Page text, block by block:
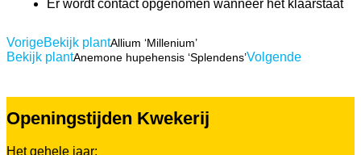
Er wordt contact opgenomen wanneer het klaarstaat
VorigeBekijk plantAllium ‘Millenium’
Bekijk plantAnemone hupehensis ‘Splendens’Volgende
Openingstijden Kwekerij
Het gehele jaar: